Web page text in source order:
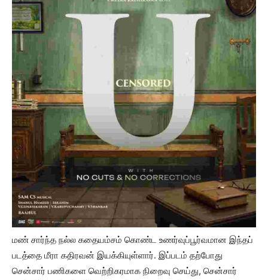
மண் சார்ந்த நல்ல கதையம்சம் கொண்ட உணர்வுப்பூர்வமான இந்தப்
படத்தை மீரா கதிரவன் இயக்கியுள்ளார். இப்படம் தற்போது
சென்சார் பணிகளை வெற்றிகரமாக நிறைவு செய்து, சென்சார்